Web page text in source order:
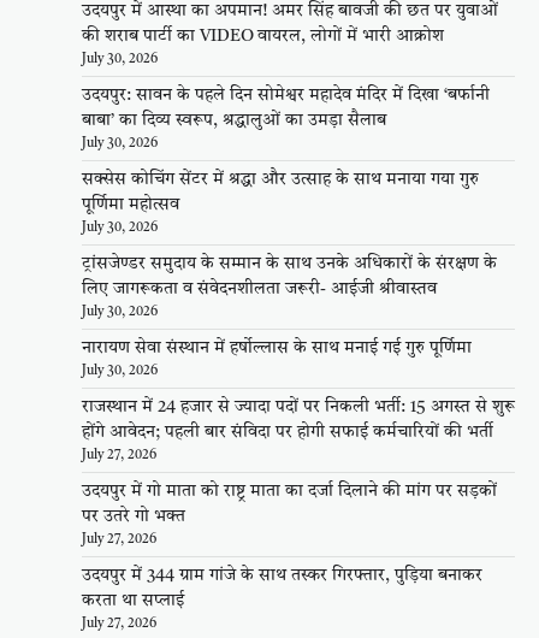
उदयपुर में आस्था का अपमान! अमर सिंह बावजी की छत पर युवाओं
की शराब पार्टी का VIDEO वायरल, लोगों में भारी आक्रोश
July 30, 2026
उदयपुर: सावन के पहले दिन सोमेश्वर महादेव मंदिर में दिखा ‘बर्फानी
बाबा’ का दिव्य स्वरूप, श्रद्धालुओं का उमड़ा सैलाब
July 30, 2026
सक्सेस कोचिंग सेंटर में श्रद्धा और उत्साह के साथ मनाया गया गुरु
पूर्णिमा महोत्सव
July 30, 2026
ट्रांसजेण्डर समुदाय के सम्मान के साथ उनके अधिकारों के संरक्षण के
लिए जागरूकता व संवेदनशीलता जरूरी- आईजी श्रीवास्तव
July 30, 2026
नारायण सेवा संस्थान में हर्षोल्लास के साथ मनाई गई गुरु पूर्णिमा
July 30, 2026
राजस्थान में 24 हजार से ज्यादा पदों पर निकली भर्ती: 15 अगस्त से शुरू
होंगे आवेदन; पहली बार संविदा पर होगी सफाई कर्मचारियों की भर्ती
July 27, 2026
उदयपुर में गो माता को राष्ट्र माता का दर्जा दिलाने की मांग पर सड़कों
पर उतरे गो भक्त
July 27, 2026
उदयपुर में 344 ग्राम गांजे के साथ तस्कर गिरफ्तार, पुड़िया बनाकर
करता था सप्लाई
July 27, 2026